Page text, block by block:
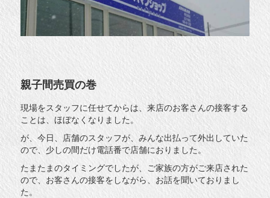
親子間売買の巻
現場をスタッフに任せてからは、来店のお客さんの接客する
ことは、ほぼなくなりました。
が、今日、店舗のスタッフが、みんな出払って外出していた
ので、少しの間だけ電話番で店舗におりました。
たまたまのタイミングでしたが、ご家族の方がご来店された
ので、お客さんの接客をしながら、お話を聞いておりまし
た。